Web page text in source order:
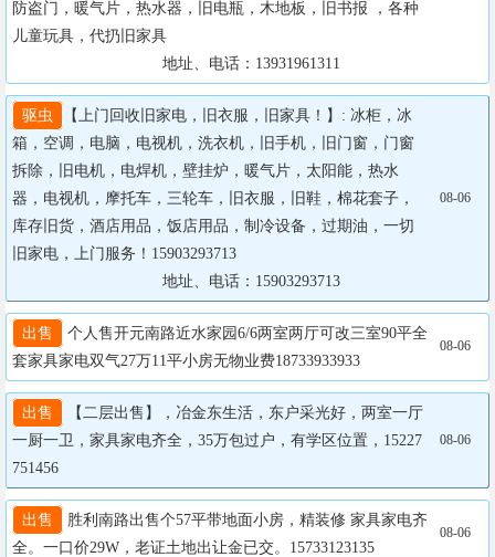
防盗门，暖气片，热水器，旧电瓶，木地板，旧书报 ，各种
儿童玩具，代扔旧家具
		                  地址、电话：13931961311
驱虫
【上门回收旧家电，旧衣服，旧家具！】: 冰柜，冰
箱，空调，电脑，电视机，洗衣机，旧手机，旧门窗，门窗
拆除，旧电机，电焊机，壁挂炉，暖气片，太阳能，热水
器，电视机，摩托车，三轮车，旧衣服，旧鞋，棉花套子，
库存旧货，酒店用品，饭店用品，制冷设备，过期油，一切
旧家电，上门服务！15903293713
		                  地址、电话：15903293713
08-06
出售
个人售开元南路近水家园6/6两室两厅可改三室90平全
套家具家电双气27万11平小房无物业费18733933933
08-06
出售
【二层出售】，冶金东生活，东户采光好，两室一厅
一厨一卫，家具家电齐全，35万包过户，有学区位置，15227
751456
08-06
出售
胜利南路出售个57平带地面小房，精装修 家具家电齐
全。一口价29W，老证土地出让金已交。15733123135
08-06